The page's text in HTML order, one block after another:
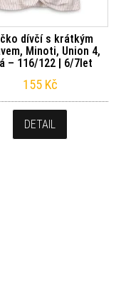
dívčí s krátkým
Minoti, Union 4,
– 116/122 | 6/7let
155 Kč
DETAIL